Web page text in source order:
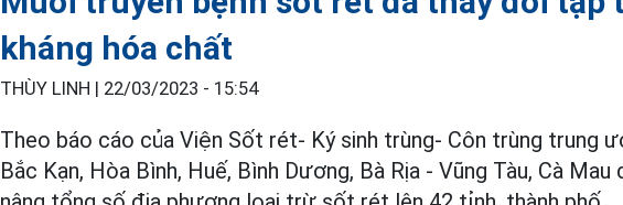
kháng hóa chất
THÙY LINH | 22/03/2023 - 15:54
Theo báo cáo của Viện Sốt rét- Ký sinh trùng- Côn trùng trung
Bắc Kạn, Hòa Bình, Huế, Bình Dương, Bà Rịa - Vũng Tàu, Cà